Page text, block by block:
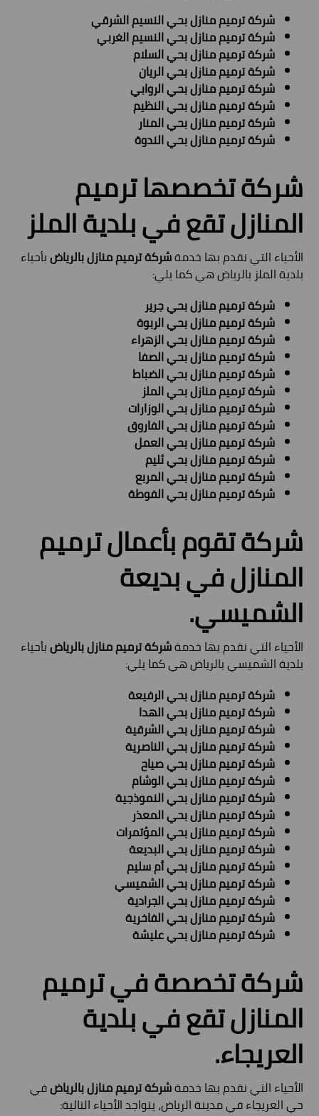
شركة ترميم منازل بحي النسيم الشرقي
شركة ترميم منازل بحي النسيم الغربي
شركة ترميم منازل بحي السلام
شركة ترميم منازل بحي الريان
شركة ترميم منازل بحي الروابي
شركة ترميم منازل بحي النظيم
شركة ترميم منازل بحي المنار
شركة ترميم منازل بحي الندوة
شركة تخصصها ترميم
المنازل تقع في بلدية الملز
الأحياء التي نقدم بها خدمةشركة ترميم منازل بالرياضبأحياء
بلدية الملز بالرياض هي كما يلي:
شركة ترميم منازل بحي جرير
شركة ترميم منازل بحي الربوة
شركة ترميم منازل بحي الزهراء
شركة ترميم منازل بحي الصفا
شركة ترميم منازل بحي الضباط
شركة ترميم منازل بحي الملز
شركة ترميم منازل بحي الوزارات
شركة ترميم منازل بحي الفاروق
شركة ترميم منازل بحي العمل
شركة ترميم منازل بحي ثليم
شركة ترميم منازل بحي المربع
شركة ترميم منازل بحي الفوطة
شركة تقوم بأعمال ترميم
المنازل في بديعة
الشميسي.
الأحياء التي نقدم بها خدمةشركة ترميم منازل بالرياضبأحياء
بلدية الشميسي بالرياض هي كما يلي:
شركة ترميم منازل بحي الرفيعة
شركة ترميم منازل بحي الهدا
شركة ترميم منازل بحي الشرقية
شركة ترميم منازل بحي الناصرية
شركة ترميم منازل بحي صياح
شركة ترميم منازل بحي الوشام
شركة ترميم منازل بحي النموذجية
شركة ترميم منازل بحي المعذر
شركة ترميم منازل بحي المؤتمرات
شركة ترميم منازل بحي البديعة
شركة ترميم منازل بحي أم سليم
شركة ترميم منازل بحي الشميسي
شركة ترميم منازل بحي الجرادية
شركة ترميم منازل بحي الفاخرية
شركة ترميم منازل بحي عليشة
شركة تخصصة في ترميم
المنازل تقع في بلدية
العريجاء.
الأحياء التي نقدم بها خدمةشركة ترميم منازل بالرياضفي
حي العريجاء في مدينة الرياض، يتواجد الأحياء التالية: